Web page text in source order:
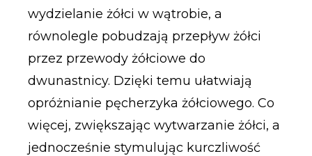
wydzielanie żółci w wątrobie, a
równolegle pobudzają przepływ żółci
przez przewody żółciowe do
dwunastnicy. Dzięki temu ułatwiają
opróżnianie pęcherzyka żółciowego. Co
więcej, zwiększając wytwarzanie żółci, a
jednocześnie stymulując kurczliwość